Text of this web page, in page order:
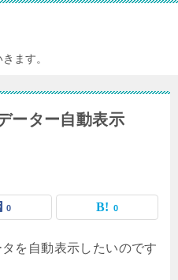
ます。
ーター自動表示
0 0
を自動表示したいのです